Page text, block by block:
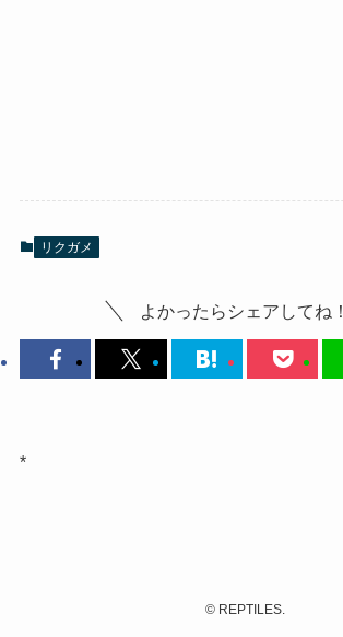
リクガメ
よかったらシェアしてね！
*
©REPTILES.